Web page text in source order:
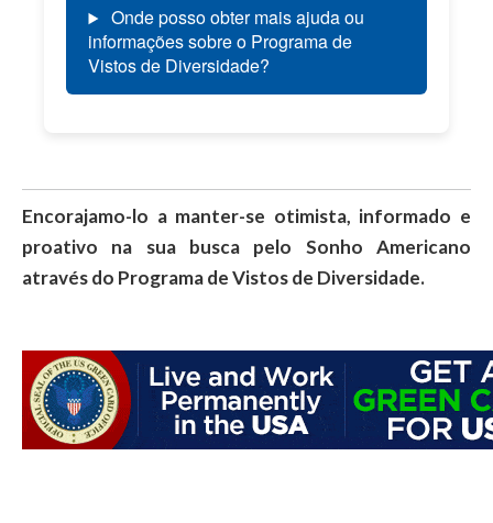
Onde posso obter mais ajuda ou
informações sobre o Programa de
Vistos de Diversidade?
Encorajamo-lo a manter-se otimista, informado e
proativo na sua busca pelo Sonho Americano
através do Programa de Vistos de Diversidade.